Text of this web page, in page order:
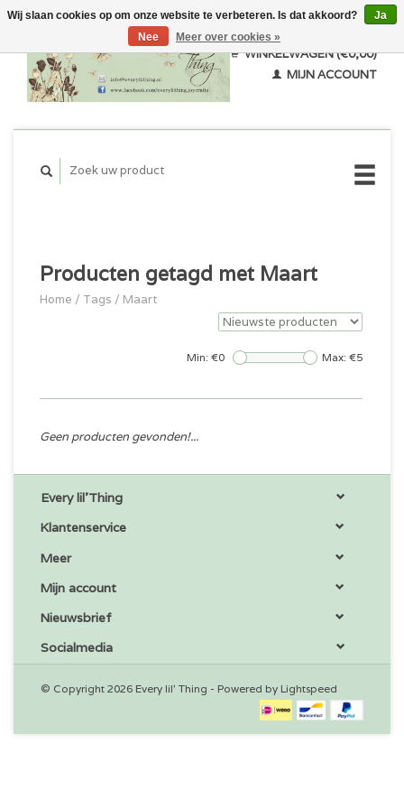
WINKELWAGEN (€0,00)
MIJN ACCOUNT
Producten getagd met Maart
Home / Tags / Maart
Min: €0 Max: €5
Geen producten gevonden!...
Every lil'Thing
Klantenservice
Meer
Mijn account
Nieuwsbrief
Socialmedia
© Copyright 2026 Every lil' Thing - Powered by Lightspeed
Wij slaan cookies op om onze website te verbeteren. Is dat akkoord?
Ja
Nee
Meer over cookies »